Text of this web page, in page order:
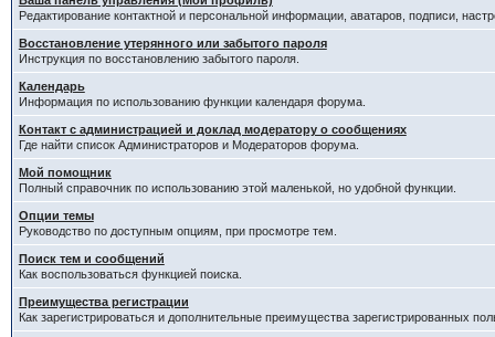
Редактирование контактной и персональной информации, аватаров, подписи,
Восстановление утерянного или забытого пароля
Инструкция по восстановлению забытого пароля.
Календарь
Информация по использованию функции календаря форума.
Контакт с администрацией и доклад модератору о сообщениях
Где найти список Администраторов и Модераторов форума.
Мой помощник
Полный справочник по использованию этой маленькой, но удобной функции.
Опции темы
Руководство по доступным опциям, при просмотре тем.
Поиск тем и сообщений
Как воспользоваться функцией поиска.
Преимущества регистрации
Как зарегистрироваться и дополнительные преимущества зарегистрированных